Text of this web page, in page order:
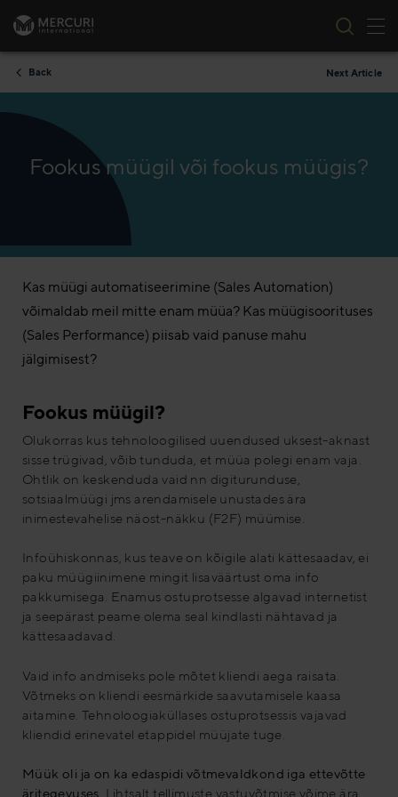
Skip to content
Back Next Article
Fookus müügil või fookus müügis?
Kas müügi automatiseerimine (Sales Automation)
võimaldab meil mitte enam müüa? Kas müügisoorituses
(Sales Performance) piisab vaid panuse mahu
jälgimisest?
Fookus müügil?
Olukorras kus tehnoloogilised uuendused uksest-aknast
sisse trügivad, võib tunduda, et müüa polegi enam vaja.
Ohtlik on keskenduda vaid nn digiturunduse,
sotsiaalmüügi jms arendamisele unustades ära
inimestevahelise näost-näkku (F2F) müümise.
Infoühiskonnas, kus teave on kõigile alati kättesaadav, ei
paku müügiinimene mingit lisaväärtust oma info
pakkumisega. Enamus ostuprotsesse algavad internetist
ja seepärast peame olema seal kindlasti nähtavad ja
kättesaadavad.
Vaid info andmiseks pole mõtet kliendi aega raisata.
Võtmeks on kliendi eesmärkide saavutamisele kaasa
aitamine. Tehnoloogiaküllases ostuprotsessis vajavad
kliendid erinevatel etappidel müüjate tuge.
Müük oli ja on ka edaspidi võtmevaldkond iga ettevõtte
äritegevuses. Lihtsalt tellimuste vastuvõtmise võime ära